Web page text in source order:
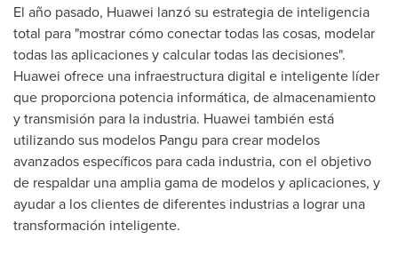
El año pasado, Huawei lanzó su estrategia de inteligencia
total para "mostrar cómo conectar todas las cosas, modelar
todas las aplicaciones y calcular todas las decisiones".
Huawei ofrece una infraestructura digital e inteligente líder
que proporciona potencia informática, de almacenamiento
y transmisión para la industria. Huawei también está
utilizando sus modelos Pangu para crear modelos
avanzados específicos para cada industria, con el objetivo
de respaldar una amplia gama de modelos y aplicaciones, y
ayudar a los clientes de diferentes industrias a lograr una
transformación inteligente.